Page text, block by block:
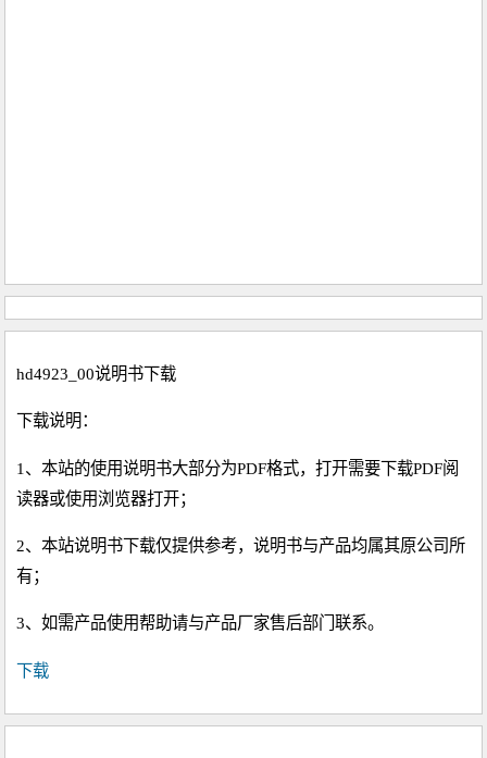
hd4923_00说明书下载
下载说明：
1、本站的使用说明书大部分为PDF格式，打开需要下载PDF阅
读器或使用浏览器打开；
2、本站说明书下载仅提供参考，说明书与产品均属其原公司所
有；
3、如需产品使用帮助请与产品厂家售后部门联系。
下载